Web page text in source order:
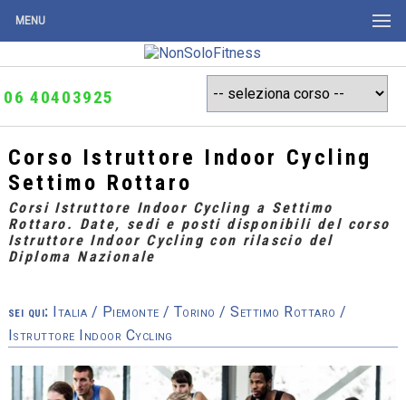
06 40403925
Corso Istruttore Indoor Cycling
Settimo Rottaro
Corsi Istruttore Indoor Cycling a Settimo
Rottaro. Date, sedi e posti disponibili del corso
Istruttore Indoor Cycling con rilascio del
Diploma Nazionale
sei qui: Italia / Piemonte / Torino/Settimo Rottaro /
Istruttore Indoor Cycling
MENU